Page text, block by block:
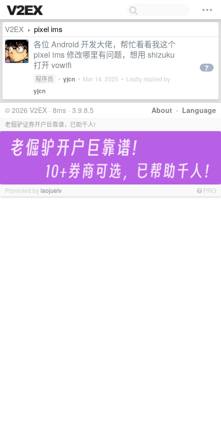
V2EX › pixel ims
各位 Android 开发大佬，帮忙看看我这个
pixel ims 修改哪里有问题，想用 shizuku
打开 vowifi
程序员 • yjcn • Mar 14, 2025 • Lastly replied by
yjcn
7
About · Language
© 2026 V2EX · 8ms · 3.9.8.5
老倔驴证券开户巨靠谱，已助千人!
Promoted bylaojuelv PRO